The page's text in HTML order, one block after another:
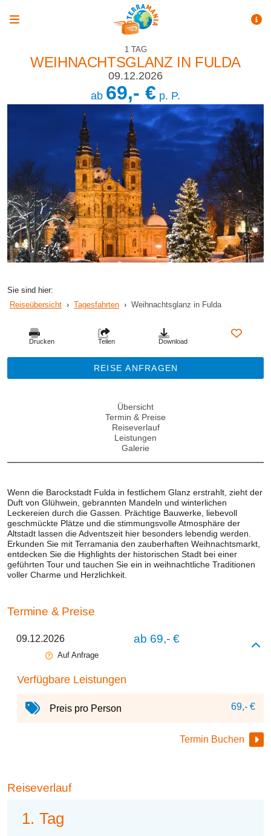
1 TAG
WEIHNACHTSGLANZ IN FULDA
09.12.2026
ab 69,- € p. P.
Sie sind hier:
Reiseübersicht › Tagesfahrten › Weihnachtsglanz in Fulda
Drucken Teilen Download
Übersicht
Termin & Preise
Reiseverlauf
Leistungen
Galerie
REISE ANFRAGEN
Wenn die Barockstadt Fulda in festlichem Glanz erstrahlt, zieht der
Duft von Glühwein, gebrannten Mandeln und winterlichen
Leckereien durch die Gassen. Prächtige Bauwerke, liebevoll
geschmückte Plätze und die stimmungsvolle Atmosphäre der
Altstadt lassen die Adventszeit hier besonders lebendig werden.
Erkunden Sie mit Terramania den zauberhaften Weihnachtsmarkt,
entdecken Sie die Highlights der historischen Stadt bei einer
geführten Tour und tauchen Sie ein in weihnachtliche Traditionen
voller Charme und Herzlichkeit.
Termine & Preise
09.12.2026 ab 69,- €
Auf Anfrage
Verfügbare Leistungen
Preis pro Person 69,- €
Termin Buchen
Reiseverlauf
1. Tag